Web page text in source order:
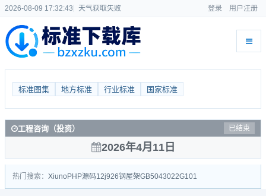
2026-08-09 17:32:43 天气获取失败 登录 用户注册
标准图集 地方标准 行业标准 国家标准
工程咨询（投资） 已结束
2026年4月11日
热门搜索： Xiuno PHP源码12j926钢屋架GB5043022G101